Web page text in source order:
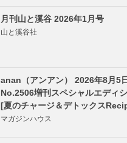
月刊山と溪谷 2026年1月号
山と溪谷社
anan（アンアン） 2026年8月5
No.2506増刊スペシャルエディ
[夏のチャージ＆デトックス
マガジンハウス